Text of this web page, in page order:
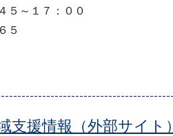
５～１７：００
５
支援情報（外部サイト）